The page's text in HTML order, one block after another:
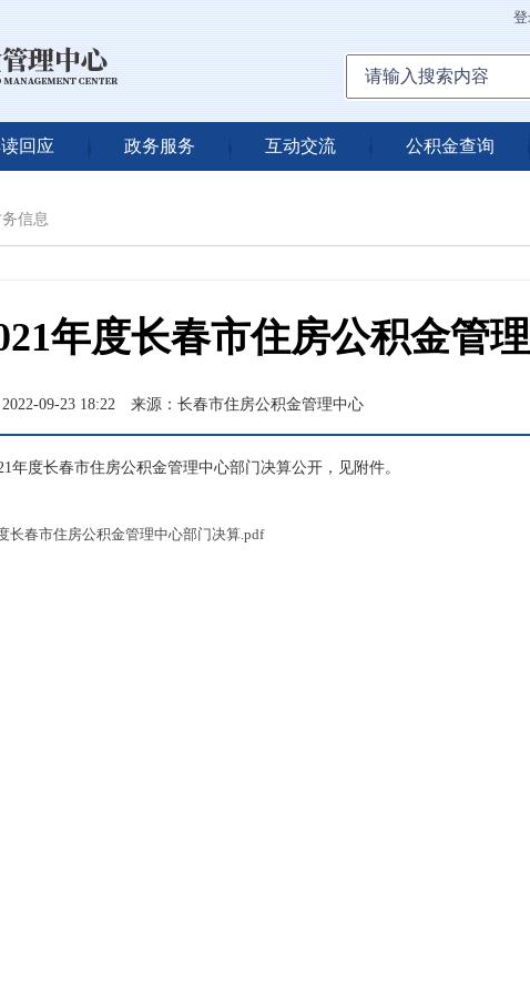
回应 政务服务 互动交流 公积金查询
务信息
年度长春市住房公积金管
09-23 18:22 来源：长春市住房公积金管理中心
年度长春市住房公积金管理中心部门决算公开，见附件。
长春市住房公积金管理中心部门决算.pdf